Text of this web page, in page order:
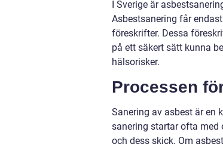
I Sverige är
Asbestsanering får
föreskrifter. Dessa
på ett säkert sätt kunna
hälsorisker.
Processen
Sanering av asbest är en
sanering startar ofta med
och dess skick. Om